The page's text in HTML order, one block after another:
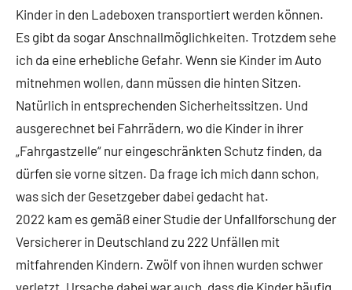
Kinder in den Ladeboxen transportiert werden können.
Es gibt da sogar Anschnallmöglichkeiten. Trotzdem sehe
ich da eine erhebliche Gefahr. Wenn sie Kinder im Auto
mitnehmen wollen, dann müssen die hinten Sitzen.
Natürlich in entsprechenden Sicherheitssitzen. Und
ausgerechnet bei Fahrrädern, wo die Kinder in ihrer
„Fahrgastzelle“ nur eingeschränkten Schutz finden, da
dürfen sie vorne sitzen. Da frage ich mich dann schon,
was sich der Gesetzgeber dabei gedacht hat.
2022 kam es gemäß einer Studie der Unfallforschung der
Versicherer in Deutschland zu 222 Unfällen mit
mitfahrenden Kindern. Zwölf von ihnen wurden schwer
verletzt. Ursache dabei war auch, dass die Kinder häufig